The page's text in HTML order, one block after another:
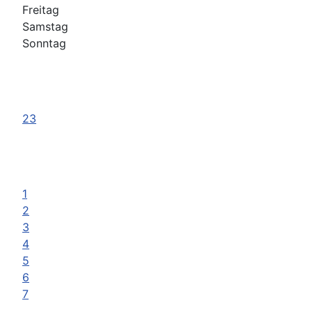
Freitag
Samstag
Sonntag
23
1
2
3
4
5
6
7